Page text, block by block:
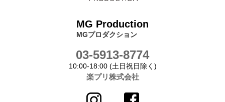
MG Production
MGプロダクション
03-5913-8774
10:00-18:00 (土日祝日除く)
楽プリ株式会社